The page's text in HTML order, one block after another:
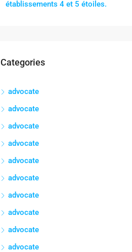
établissements 4 et 5 étoiles.
Categories
advocate
advocate
advocate
advocate
advocate
advocate
advocate
advocate
advocate
advocate